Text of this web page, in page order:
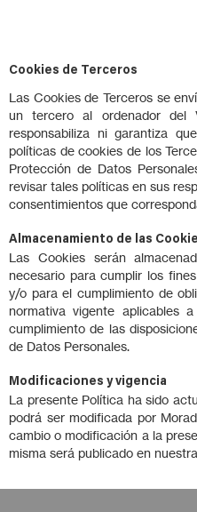
Cookies de Terceros
Las Cookies de Terceros se
un tercero al ordenador del
responsabiliza ni garantiza
políticas de cookies de los
Protección de Datos
revisar tales políticas en sus
consentimientos que
Almacenamiento de las
Las Cookies serán
necesario para cumplir los
y/o para el cumplimiento de
normativa vigente aplicables
cumplimiento de las
de Datos Personales.
Modificaciones y vigencia
La presente Política ha sido
podrá ser modificada por
cambio o modificación a la
misma será publicado en